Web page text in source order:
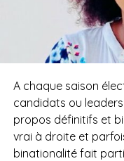
A chaque saison
candidats ou
propos définitifs et
vrai à droite et
binationalité fait